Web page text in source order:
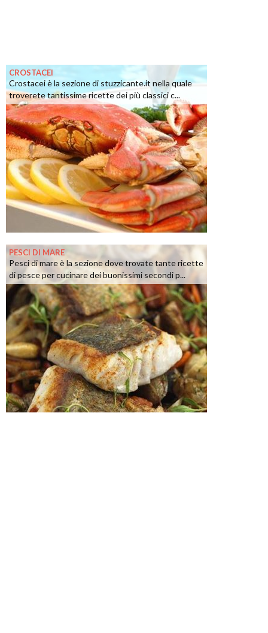
CROSTACEI
Crostacei è la sezione di stuzzicante.it nella quale
troverete tantissime ricette dei più classici c...
PESCI DI MARE
Pesci di mare è la sezione dove trovate tante ricette
di pesce per cucinare dei buonissimi secondi p...